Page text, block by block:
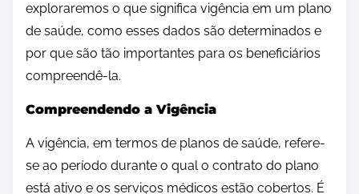
exploraremos o que significa vigência em um plano
de saúde, como esses dados são determinados e
por que são tão importantes para os beneficiários
compreendê-la.
Compreendendo a Vigência
A vigência, em termos de planos de saúde, refere-
se ao período durante o qual o contrato do plano
está ativo e os serviços médicos estão cobertos. É